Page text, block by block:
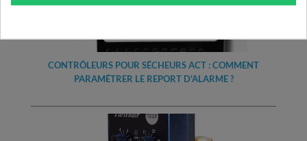
CONTRÔLEURS POUR SÉCHEURS ACT : COMMENT
PARAMÉTRER LE REPORT D'ALARME ?